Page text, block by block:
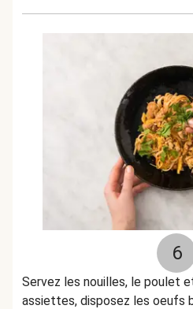
6
Servez les nouilles, le poulet
assiettes, disposez les oeufs